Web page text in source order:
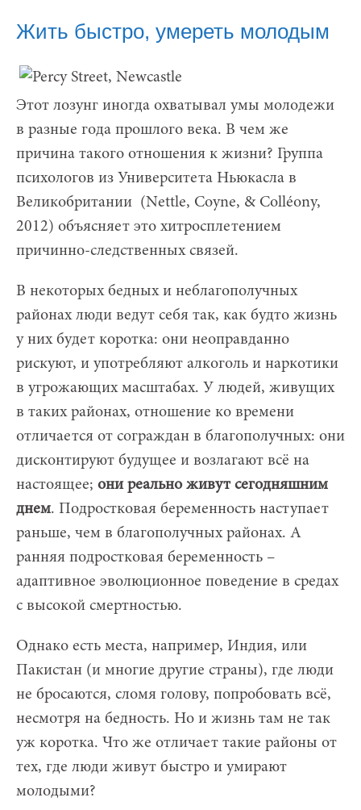
Жить быстро, умереть молодым
Этот лозунг иногда охватывал умы молодежи
в разные года прошлого века. В чем же
причина такого отношения к жизни? Группа
психологов из Университета Ньюкасла в
Великобритании (Nettle, Coyne, & Colléony,
2012) объясняет это хитросплетением
причинно-следственных связей.
В некоторых бедных и неблагополучных
районах люди ведут себя так, как будто жизнь
у них будет коротка: они неоправданно
рискуют, и употребляют алкоголь и наркотики
в угрожающих масштабах. У людей, живущих
в таких районах, отношение ко времени
отличается от сограждан в благополучных: они
дисконтируют будущее и возлагают всё на
настоящее; они реально живут сегодняшним
днем. Подростковая беременность наступает
раньше, чем в благополучных районах. А
ранняя подростковая беременность –
адаптивное эволюционное поведение в средах
с высокой смертностью.
Однако есть места, например, Индия, или
Пакистан (и многие другие страны), где люди
не бросаются, сломя голову, попробовать всё,
несмотря на бедность. Но и жизнь там не так
уж коротка. Что же отличает такие районы от
тех, где люди живут быстро и умирают
молодыми?